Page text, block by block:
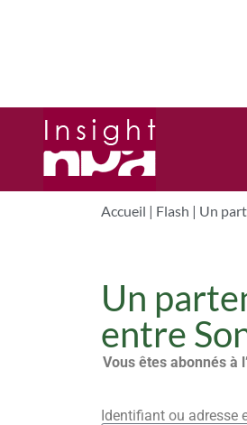
Accueil | Flash | Un
Un
entre
Vous êtes abonnés à
Identifiant ou adresse